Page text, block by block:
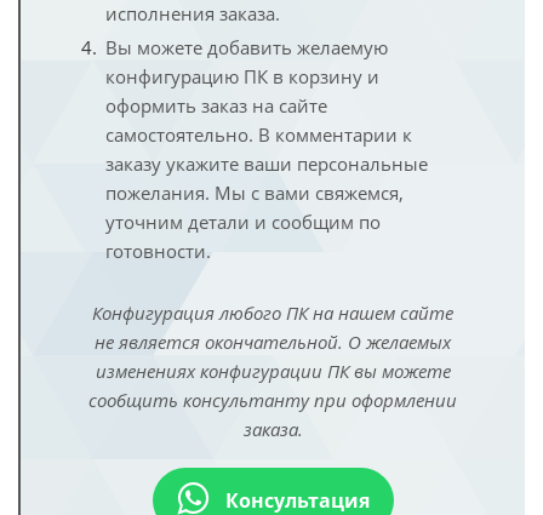
исполнения заказа.
Вы можете добавить желаемую
конфигурацию ПК в корзину и
оформить заказ на сайте
самостоятельно. В комментарии к
заказу укажите ваши персональные
пожелания. Мы с вами свяжемся,
уточним детали и сообщим по
готовности.
Конфигурация любого ПК на нашем сайте
не является окончательной. О желаемых
изменениях конфигурации ПК вы можете
сообщить консультанту при оформлении
заказа.
Консультация